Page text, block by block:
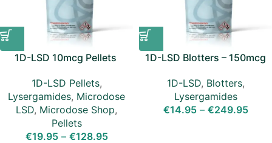
1D-LSD 10mcg Pellets
1D-LSD Pellets,
Lysergamides, Microdose
LSD, Microdose Shop,
Pellets
€19.95 – €128.95
1D-LSD Blotters – 150mcg
1D-LSD, Blotters,
Lysergamides
€14.95 – €249.95